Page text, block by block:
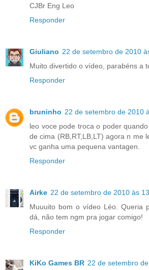
CJBr Eng Leo
Responder
Giuliano 22 de setembro de 2010
Muito divertido o vídeo, parabéns a
Responder
bruninho 22 de setembro de 2010
leo voce pode troca o poder
de cima (RB,RT,LB,LT) agora n me
vc ganha uma pequena vantagen.
Responder
Airke 22 de setembro de 2010 às
Muuuito bom o vídeo Léo. Queria
dá, não tem ngm pra jogar comigo!
Responder
KiKo Games BR 22 de setembro